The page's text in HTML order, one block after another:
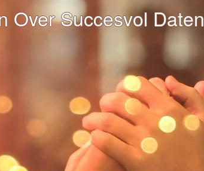
Over Succesvol Daten